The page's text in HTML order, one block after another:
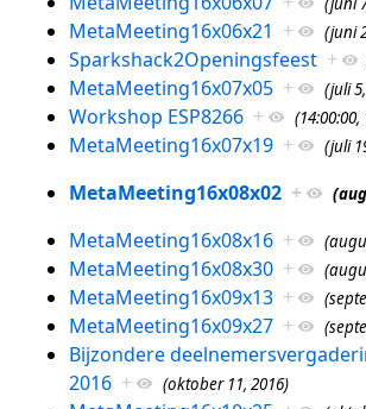
MetaMeeting16x06x21 + (juni
Sparkshack2Openingsfeest +
MetaMeeting16x07x05 + (juli
Workshop ESP8266 + (14:00:00,
MetaMeeting16x07x19 + (juli
MetaMeeting16x08x02 +
MetaMeeting16x08x16 +
MetaMeeting16x08x30 +
MetaMeeting16x09x13 +
MetaMeeting16x09x27 +
Bijzondere
2016 + (oktober 11, 2016)